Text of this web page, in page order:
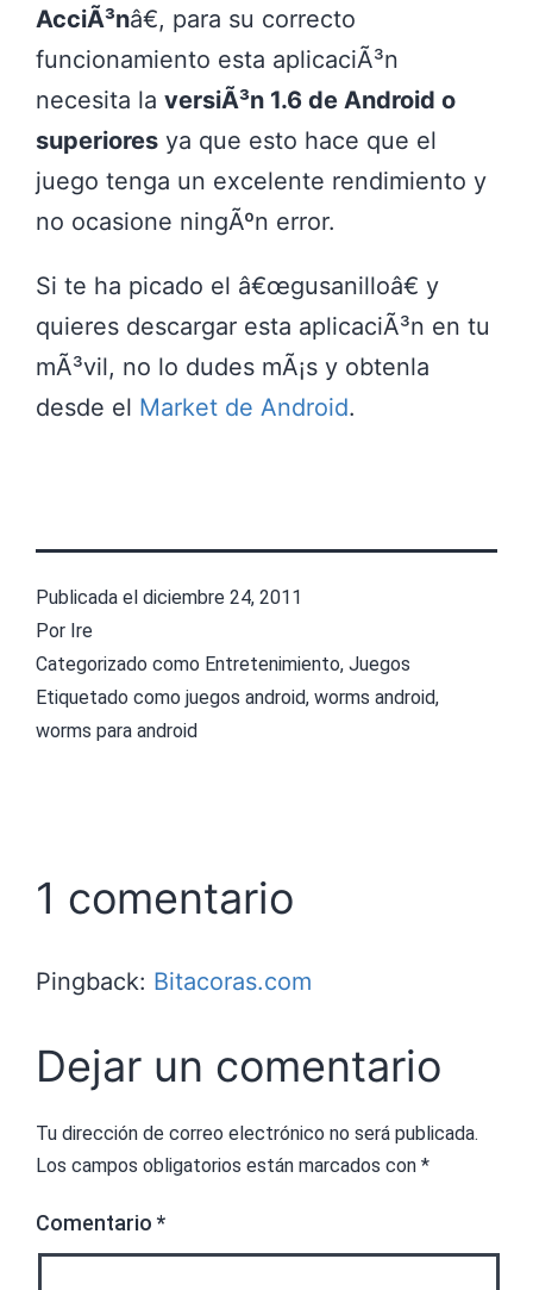
AcciÃ³nâ€, para su correcto
funcionamiento esta aplicaciÃ³n
necesita la versiÃ³n 1.6 de Android o
superiores ya que esto hace que el
juego tenga un excelente rendimiento y
no ocasione ningÃºn error.
Si te ha picado el â€œgusanilloâ€ y
quieres descargar esta aplicaciÃ³n en tu
mÃ³vil, no lo dudes mÃ¡s y obtenla
desde el Market de Android.
Publicada el diciembre 24, 2011
Por Ire
Categorizado como Entretenimiento, Juegos
Etiquetado como juegos android, worms android,
worms para android
1 comentario
Pingback: Bitacoras.com
Dejar un comentario
Tu dirección de correo electrónico no será publicada.
Los campos obligatorios están marcados con *
Comentario *